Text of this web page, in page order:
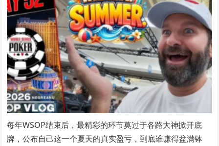
每年WSOP结束后，最精彩的环节莫过于各路大神掀开底
牌，公布自己这一个夏天的真实盈亏，到底谁赚得盆满钵